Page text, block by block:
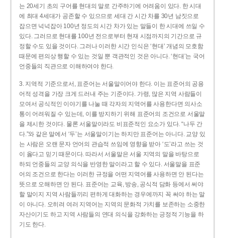
는 20세기 초의 구어를 현대의 말로 간주하기에 어려움이 있다. 한 시대
에 최대 4세대가 공존할 수 있으므로 세대 간 시간 차를 30년 남짓으로
잡으면 넉넉잡아 100년 정도의 시간 차가 있는 말들이 한 시대에 쓰일 수
있다. 그러므로 현대를 100년 전으로부터 현재 시점까지의 기간으로 규
정할 수도 있을 것이다. 그러나 이러한 시간 인식은 ‘현대’ 개념의 모호함
때문에 편의상 행할 수 있는 것일 뿐 객관적인 것은 아니다. ‘현대’는 국어
언중들의 직관으로 이해하여야 한다.
3. 지역적 기준으로서, 표준어는 서울말이어야 한다. 이는 표준어의 공용
어적 성격을 가장 크게 드러내 주는 기준이다. 가령, 많은 지역 사람들이
모여서 공식적인 이야기를 나눌 때 각자의 지역어를 사용한다면 의사소
통이 어려워질 수 있는데, 이를 방지하기 위해 표준어의 조건으로 서울말
을 제시한 것이다. 물론 서울말이라도 비표준적인 요소가 있다. “나두 간
다.”와 같은 말에서 ‘두’는 서울말이기는 하지만 표준어는 아니다. 교양 있
는 사람은 오랜 문자 언어의 관습적 쓰임에 영향을 받아 ‘도’라고 쓰는 것
이 옳다고 믿기 때문이다. 따라서 서울말은 서울 지역의 말을 바탕으로
하되 언중들의 교양 의식을 반영한 말이라고 할 수 있다. 서울말을 표준
어의 조건으로 한다는 이러한 규정을 어떤 지역어를 사용하면 안 된다는
뜻으로 오해하면 안 된다. 표준어는 교육, 방송, 공식적 담화 등에서 써야
할 말이지 지역 사람들끼리 편하게 대화하는 경우에까지 꼭 써야 하는 말
이 아니다. 오히려 여러 지역어는 지역의 문화적 가치를 보존하는 소중한
자산이기도 하고 지역 사람들의 연대 의식을 강화하는 긍정적 기능을 하
기도 한다.